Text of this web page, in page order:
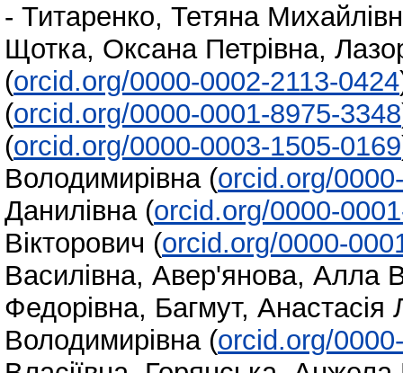
- Титаренко, Тетяна
Щотка, Оксана Петрівна,
(orcid.org/0000-0002-2113-0424
(orcid.org/0000-0001-8975-3348
(orcid.org/0000-0003-1505-0169
Володимирівна (orcid.org/
Данилівна (orcid.org/0000-
Вікторович (orcid.org/0000-
Василівна, Авер'янова, Алла
Федорівна, Багмут, Анастасія
Володимирівна (orcid.org/